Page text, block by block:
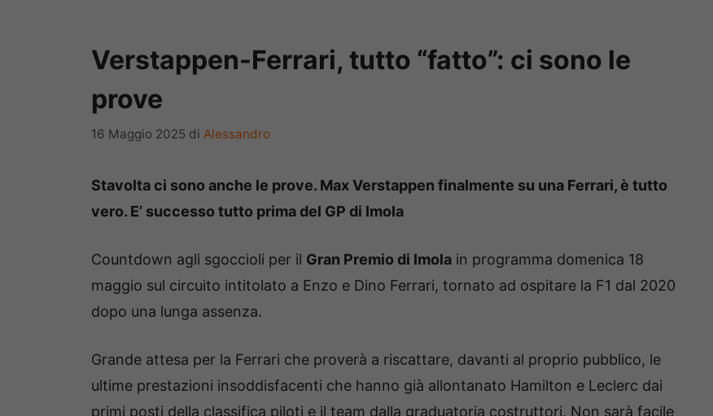
Verstappen-Ferrari, tutto “fatto”: ci sono le
prove
16 Maggio 2025 di Alessandro
Stavolta ci sono anche le prove. Max Verstappen finalmente su una Ferrari, è tutto
vero. E’ successo tutto prima del GP di Imola
Countdown agli sgoccioli per il Gran Premio di Imola in programma domenica 18
maggio sul circuito intitolato a Enzo e Dino Ferrari, tornato ad ospitare la F1 dal 2020
dopo una lunga assenza.
Grande attesa per la Ferrari che proverà a riscattare, davanti al proprio pubblico, le
ultime prestazioni insoddisfacenti che hanno già allontanato Hamilton e Leclerc dai
primi posti della classifica piloti e il team dalla graduatoria costruttori. Non sarà facile